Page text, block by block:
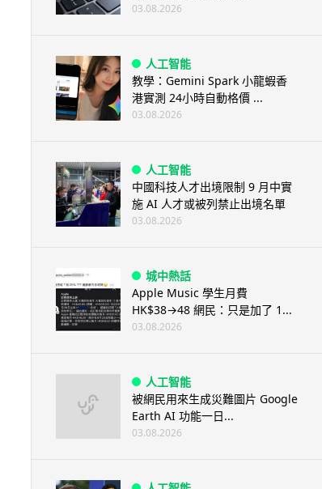
03.08.2026
人工智能
教學：Gemini Spark 小龍蝦香
港實測 24小時自動格價 ...
03.08.2026
人工智能
中國科技人才出境限制 9 月中實
施 AI 人才或被列禁止出境名單
03.08.2026
城中熱話
Apple Music 學生月費
HK$38→48 網民：只是加了 1...
03.08.2026
人工智能
被網民用來生成災難圖片 Google
Earth AI 功能一日...
03.08.2026